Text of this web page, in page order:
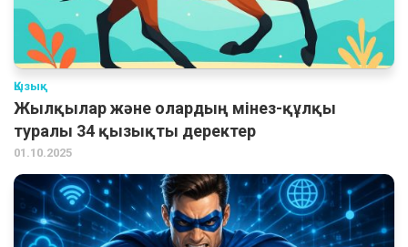
Қызық
Жылқылар және олардың мінез-құлқы
туралы 34 қызықты деректер
01.10.2025